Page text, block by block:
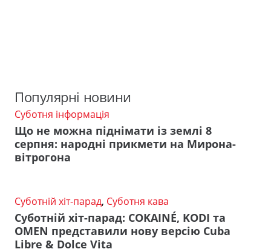
Популярні новини
Суботня інформація
Що не можна піднімати із землі 8
серпня: народні прикмети на Мирона-
вітрогона
Суботній хіт-парад, Суботня кава
Суботній хіт-парад: COKAINÉ, KODI та
OMEN представили нову версію Cuba
Libre & Dolce Vita